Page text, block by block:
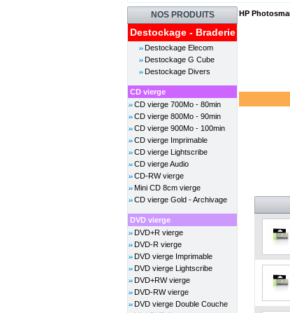
NOS PRODUITS
Destockage - Braderie
Destockage Elecom
Destockage G Cube
Destockage Divers
CD vierge
CD vierge 700Mo - 80min
CD vierge 800Mo - 90min
CD vierge 900Mo - 100min
CD vierge Imprimable
CD vierge Lightscribe
CD vierge Audio
CD-RW vierge
Mini CD 8cm vierge
CD vierge Gold - Archivage
DVD vierge
DVD+R vierge
DVD-R vierge
DVD vierge Imprimable
DVD vierge Lightscribe
DVD+RW vierge
DVD-RW vierge
DVD vierge Double Couche
HP